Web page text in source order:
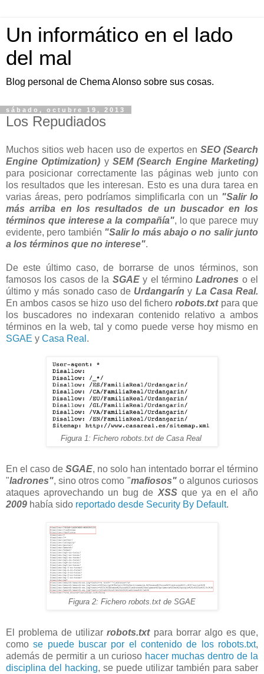
Un informático en el lado
del mal
Blog personal de Chema Alonso sobre sus cosas.
sábado, octubre 19, 2013
Los Repudiados
Muchos sitios web hacen uso de expertos en SEO (Search
Engine Optimization) ySEM (Search Engine Marketing)
para posicionar correctamente las páginas web junto con
los resultados que les interesan. Esto es una dura tarea en
varias áreas, pero podríamos simplificarla con un "Salir lo
más arriba en los resultados de un buscador en los
términos que interese a la compañía", lo que parece muy
evidente, pero también "Salir lo más abajo o no salir junto
a los términos que no interese".
De este último caso, de borrarse de unos términos, son
famosos los casos de la SGAEy el términoLadrones o el
último y más sonado caso de Urdangarín y La Casa Real.
En ambos casos se hizo uso del ficherorobots.txtpara que
los buscadores no indexaran contenido relativo a ambos
términos en la web, tal y como puede verse hoy mismo en
SGAE y Casa Real .
Figura 1: Fichero robots.txt de Casa Real
En el caso de SGAE, no solo han intentado borrar el término
"ladrones", sino otros como "mafiosos"o algunos curiosos
ataques aprovechando un bug de XSSque ya en el año
2009 había sido reportado desde Security By Default.
Figura 2: Fichero robots.txt de SGAE
El problema de utilizarrobots.txtpara borrar algo es que,
comose puede buscar por el contenido de los robots.txt,
además de permitir a un curioso hacer muchas dentro de la
disciplina del hacking, se puede utilizar también para saber